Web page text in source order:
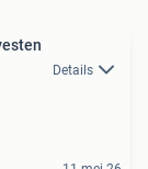
Details